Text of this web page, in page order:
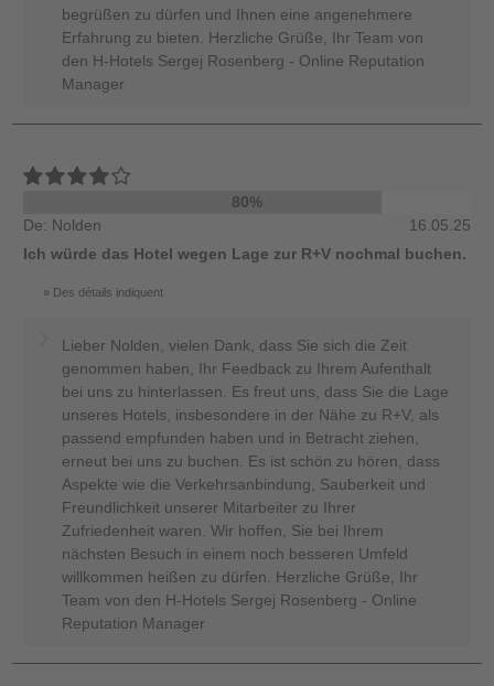
begrüßen zu dürfen und Ihnen eine angenehmere
Erfahrung zu bieten. Herzliche Grüße, Ihr Team von
den H-Hotels Sergej Rosenberg - Online Reputation
Manager
80%
De: Nolden
16.05.25
Ich würde das Hotel wegen Lage zur R+V nochmal buchen.
Des détails indiquent
Lieber Nolden, vielen Dank, dass Sie sich die Zeit
genommen haben, Ihr Feedback zu Ihrem Aufenthalt
bei uns zu hinterlassen. Es freut uns, dass Sie die Lage
unseres Hotels, insbesondere in der Nähe zu R+V, als
passend empfunden haben und in Betracht ziehen,
erneut bei uns zu buchen. Es ist schön zu hören, dass
Aspekte wie die Verkehrsanbindung, Sauberkeit und
Freundlichkeit unserer Mitarbeiter zu Ihrer
Zufriedenheit waren. Wir hoffen, Sie bei Ihrem
nächsten Besuch in einem noch besseren Umfeld
willkommen heißen zu dürfen. Herzliche Grüße, Ihr
Team von den H-Hotels Sergej Rosenberg - Online
Reputation Manager